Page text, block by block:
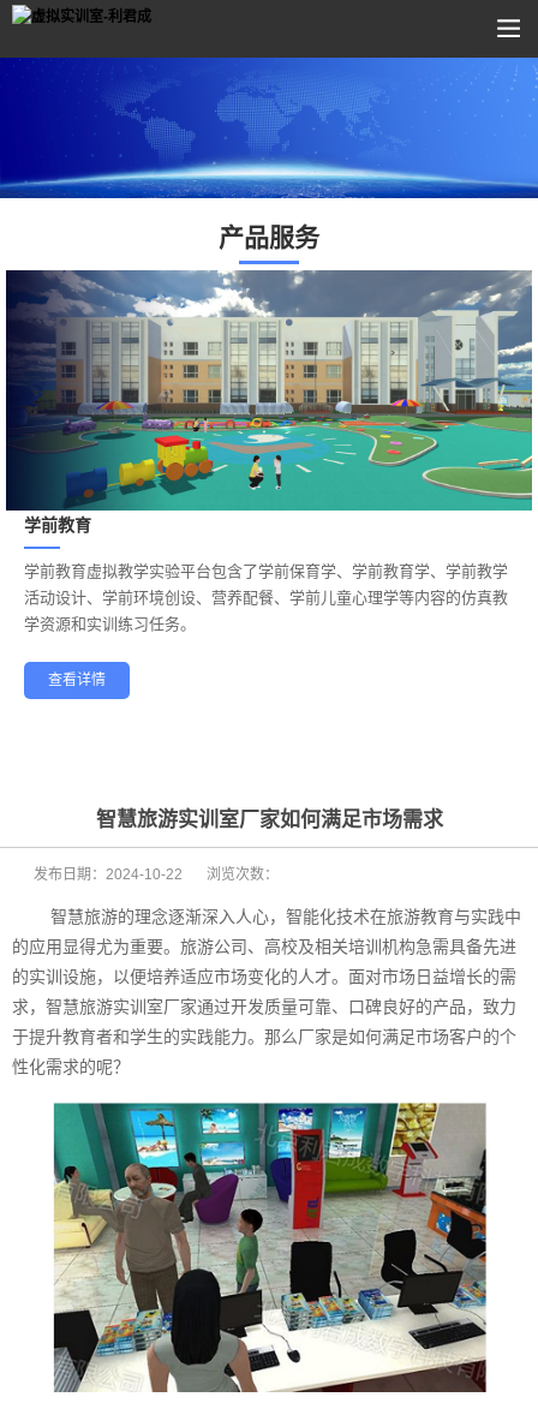
产品服务
学前教育
——
学前教育虚拟教学实验平台包含了学前保育学、学前教育学、学前教学
活动设计、学前环境创设、营养配餐、学前儿童心理学等内容的仿真教
学资源和实训练习任务。
查看详情
健康养老
智慧旅游实训室厂家如何满足市场需求
发布日期： 2024-10-22 浏览次数：
智慧旅游的理念逐渐深入人心，智能化技术在旅游教育与实践中
的应用显得尤为重要。旅游公司、高校及相关培训机构急需具备先进
的实训设施，以便培养适应市场变化的人才。面对市场日益增长的需
求，智慧旅游实训室厂家通过开发质量可靠、口碑良好的产品，致力
于提升教育者和学生的实践能力。那么厂家是如何满足市场客户的个
性化需求的呢？